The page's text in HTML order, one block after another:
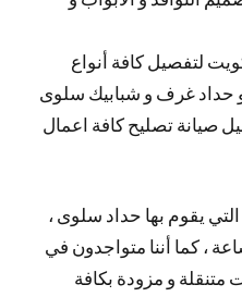
لتفصيل كافة أنواع
حداد غرف و شبابيك سلوى
صيانة تصليح كافة اعمال
يقوم بها حداد سلوى ،
منوفرة على مدار 24 ساعة ، كما أننا متواجدون في
و مزودة بكافة